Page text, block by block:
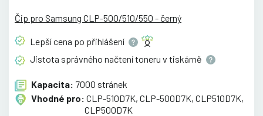
Čip pro Samsung CLP-500/510/550 - černý
Lepší cena po přihlášení
Jistota správného načtení toneru v tiskárně
Kapacita: 7000 stránek
Vhodné pro: CLP-510D7K, CLP-500D7K, CLP510D7K,
CLP500D7K